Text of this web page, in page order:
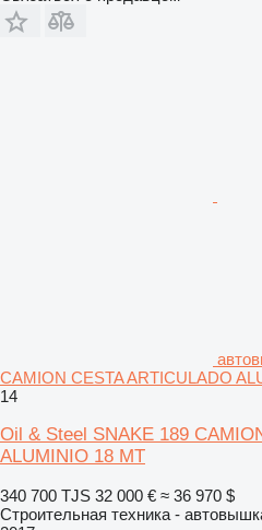
CAMION CESTA ARTICULADO
14
Oil & Steel SNAKE 189
ALUMINIO 18 MT
340 700 TJS 32 000 € ≈ 36 970 $
Строительная техника -